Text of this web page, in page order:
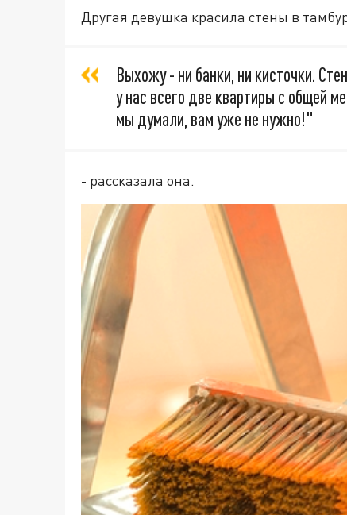
Другая девушка красила стены в
Выхожу - ни банки, ни кисточки.
у нас всего две квартиры с общей
мы думали, вам уже не нужно!"
- рассказала она.